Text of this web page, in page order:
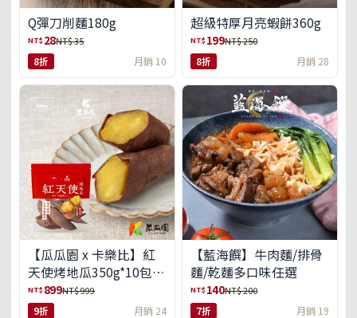
Q彈刀削麵180g
NT$ 28NT$ 35
8折 月銷 10
超級特厚月亮蝦餅360g
NT$ 199NT$ 250
8折 月銷 28
【瓜瓜園 x 卡樂比】紅
天使烤地瓜350g*10包
(免運組)
NT$ 899NT$ 999
9折 月銷 24
【藍海饌】牛肉麵/排骨
麵/乾麵多口味任選
NT$ 140NT$ 200
7折 月銷 19